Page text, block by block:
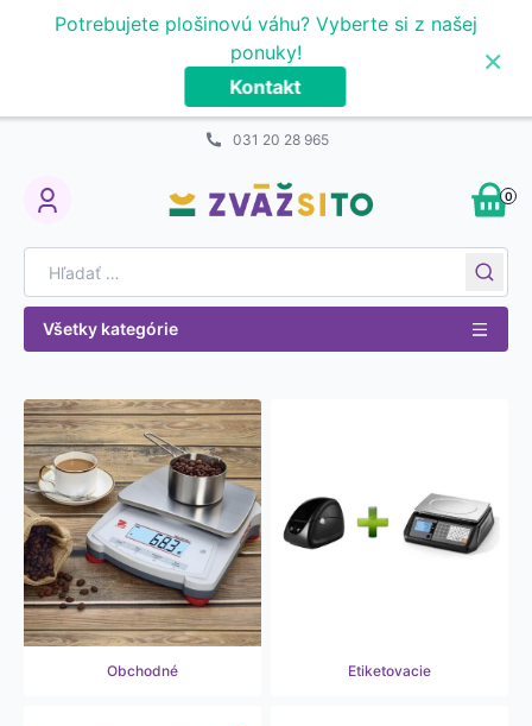
Potrebujete plošinovú váhu? Vyberte si z našej
ponuky!
Kontakt
×
031 20 28 965
My Account
0
Všetky kategórie
Obchodné Etiketovacie